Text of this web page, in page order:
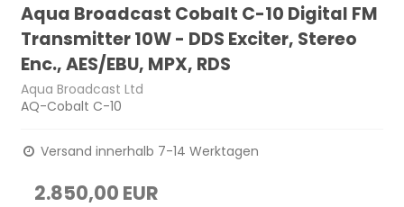
Aqua Broadcast Cobalt C-10 Digital FM
Transmitter 10W - DDS Exciter, Stereo
Enc., AES/EBU, MPX, RDS
Aqua Broadcast Ltd
AQ-Cobalt C-10
Versand innerhalb 7-14 Werktagen
2.850,00 EUR